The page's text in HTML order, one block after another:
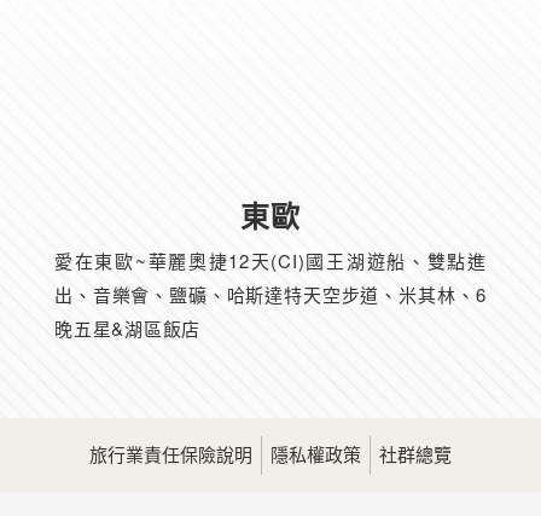
東歐
愛在東歐~華麗奧捷12天(CI)國王湖遊船、雙點進
出、音樂會、鹽礦、哈斯達特天空步道、米其林、6
晚五星&湖區飯店
旅行業責任保險說明 隱私權政策 社群總覽